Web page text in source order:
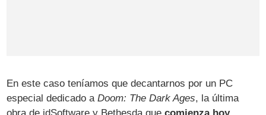
En este caso teníamos que decantarnos por un PC
especial dedicado aDoom: The Dark Ages, la última
obra de idSoftware y Bethesda quecomienza hoy